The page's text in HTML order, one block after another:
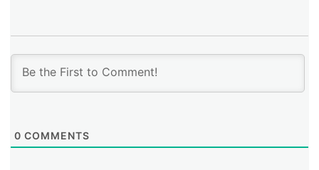
0 COMMENTS